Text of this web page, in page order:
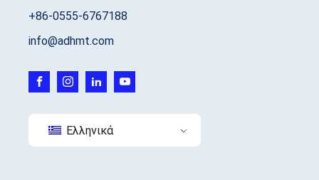
+86-0555-6767188
info@adhmt.com
Ελληνικά